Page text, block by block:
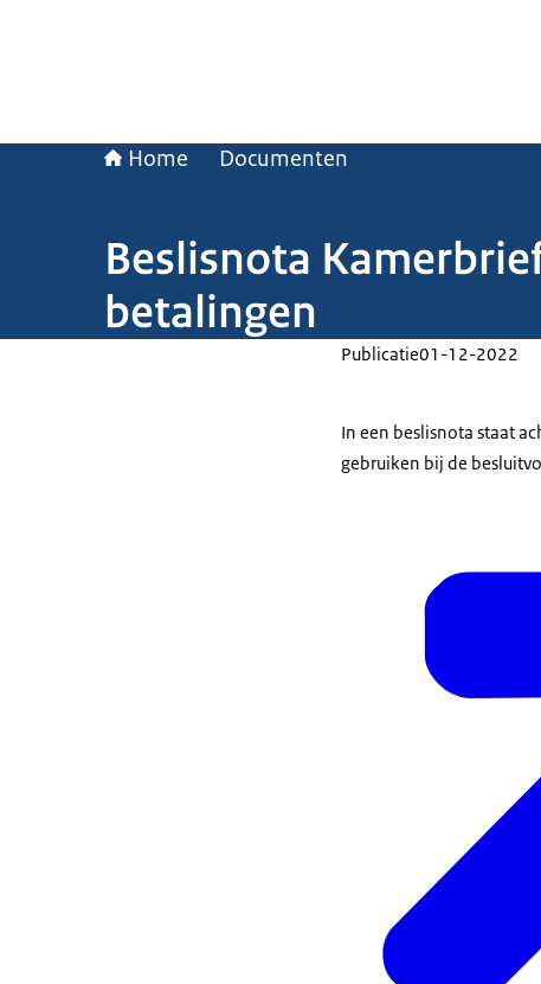
Home Documenten
Beslisnota
betalingen
Publicatie01-12-2022
In een beslisnota staat
gebruiken bij de